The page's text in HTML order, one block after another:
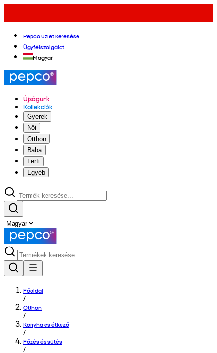
Pepco üzlet keresése
Ügyfélszolgálat
Magyar
Újságunk
Kollekciók
Gyerek
Női
Otthon
Baba
Férfi
Egyéb
Főoldal
/
Otthon
/
Konyha és étkező
/
Főzés és sütés
/